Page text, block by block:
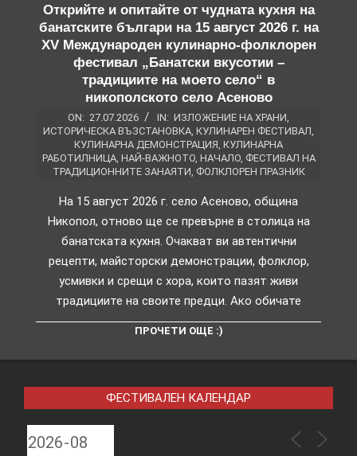
Открийте и опитайте от чудната кухня на
банатските българи на 15 август 2026 г. на
XV Международен кулинарно-фолклорен
фестивал „Банатски вкусотии –
традициите на моето село“ в
никополското село Асеново
ON: 27.07.2026 IN: ИЗЛОЖЕНИЕ НА ХРАНИ
ИСТОРИЧЕСКА ВЪЗСТАНОВКА КУЛИНАРЕН ФЕСТИВАЛ
КУЛИНАРНА ДЕМОНСТРАЦИЯ КУЛИНАРНА
РАБОТИЛНИЦА, НАЙ-ВАЖНОТО, НАЧАЛО, ФЕСТИВАЛ НА
ТРАДИЦИОННИТЕ ЗАНАЯТИ ФОЛКЛОРЕН ПРАЗНИК
На 15 август 2026 г. село Асеново, община
Никопол, отново ще се превърне в столица на
банатската кухня. Очакват ви автентични
рецепти, майсторски демонстрации, фолклор,
усмивки и срещи с хора, които пазят живи
традициите на своите предци. Ако обичате
ПРОЧЕТИ ОЩЕ :)
ФЕСТИВАЛЕН КАЛЕНДАР